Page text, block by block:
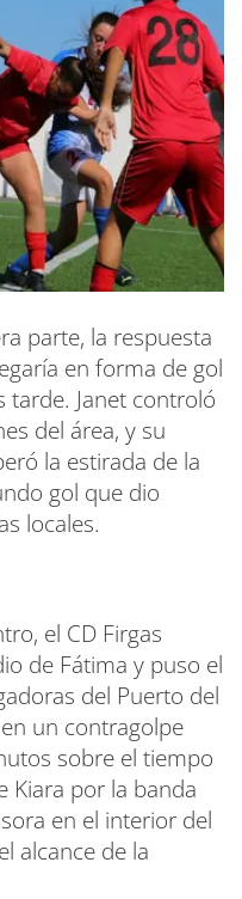
parte, la respuesta
en forma de gol
Janet controló
del área, y su
la estirada de la
gol que dio
locales.
el CD Firgas
de Fátima y puso el
del Puerto del
un contragolpe
sobre el tiempo
Kiara por la banda
en el interior del
alcance de la